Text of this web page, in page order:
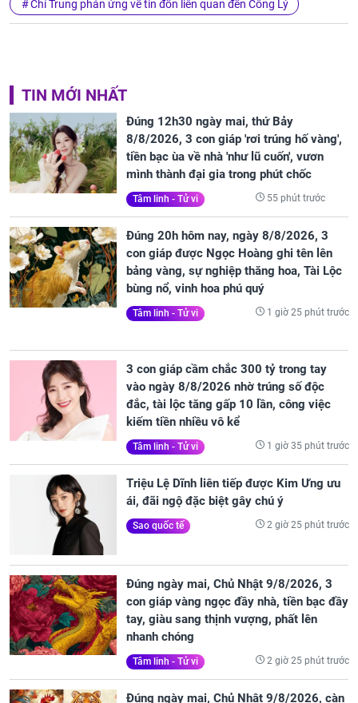
Chí Trung phản ứng về tin đồn liên quan đến Công Lý
TIN MỚI NHẤT
Đúng 12h30 ngày mai, thứ Bảy
8/8/2026, 3 con giáp 'rơi trúng hố vàng',
tiền bạc ùa về nhà 'như lũ cuốn', vươn
mình thành đại gia trong phút chốc
Tâm linh - Tử vi 55 phút trước
Đúng 20h hôm nay, ngày 8/8/2026, 3
con giáp được Ngọc Hoàng ghi tên lên
bảng vàng, sự nghiệp thăng hoa, Tài Lộc
bùng nổ, vinh hoa phú quý
Tâm linh - Tử vi 1 giờ 25 phút trước
3 con giáp cầm chắc 300 tỷ trong tay
vào ngày 8/8/2026 nhờ trúng số độc
đắc, tài lộc tăng gấp 10 lần, công việc
kiếm tiền nhiều vô kể
Tâm linh - Tử vi 1 giờ 35 phút trước
Triệu Lệ Dĩnh liên tiếp được Kim Ưng ưu
ái, đãi ngộ đặc biệt gây chú ý
Sao quốc tế 2 giờ 25 phút trước
Đúng ngày mai, Chủ Nhật 9/8/2026, 3
con giáp vàng ngọc đầy nhà, tiền bạc đầy
tay, giàu sang thịnh vượng, phất lên
nhanh chóng
Tâm linh - Tử vi 2 giờ 25 phút trước
Đúng ngày mai, Chủ Nhật 9/8/2026, càn